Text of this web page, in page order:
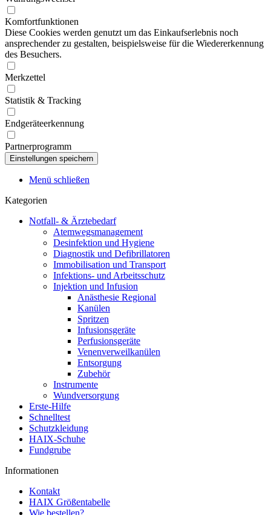
Komfortfunktionen
Diese Cookies werden genutzt um das Einkaufserlebnis noch
ansprechender zu gestalten, beispielsweise für die Wiedererkennung
des Besuchers.
Merkzettel
Statistik & Tracking
Endgeräteerkennung
Partnerprogramm
Menü schließen
Kategorien
Notfall- & Ärztebedarf
Atemwegsmanagement
Desinfektion und Hygiene
Diagnostik und Defibrillatoren
Immobilisation und Transport
Infektions- und Arbeitsschutz
Injektion und Infusion
Anästhesie Regional
Kanülen
Spritzen
Infusionsgeräte
Perfusionsgeräte
Venenverweilkanülen
Entsorgung
Zubehör
Instrumente
Wundversorgung
Erste-Hilfe
Schnelltest
Schutzkleidung
HAIX-Schuhe
Fundgrube
Informationen
Kontakt
HAIX Größentabelle
Wie bestellen?